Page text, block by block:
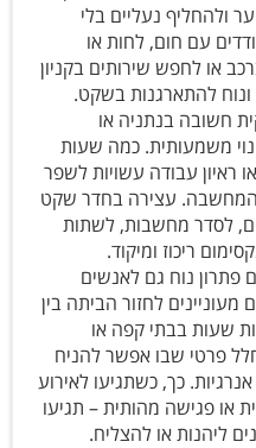
ולהחליף נעליים בלי
עם חום, לחות או
או לחפש שירותים בקניון
להתארגנות בשקט.
חשובה בנתניה או
משמעותית. כמה שעות
ראיון עבודה עשויות לשפר
המחשבה. עצירה בחדר שקט
לסדר מחשבות, לשתות
ריכוז ומיקוד.
פתרון נוח גם לאנשים
לחזור הביתה בין
שעות בבתי קפה או
פרטי שבו אפשר להניח
כך, כשתגיעו לאירוע
או פגישה מהותית – תגיעו
ליהנות או להצליח.